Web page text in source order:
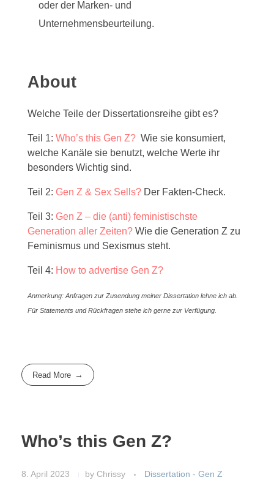
oder der Marken- und
Unternehmensbeurteilung.
About
Welche Teile der Dissertationsreihe gibt es?
Teil 1: Who’s this Gen Z? Wie sie konsumiert,
welche Kanäle sie benutzt, welche Werte ihr
besonders Wichtig sind.
Teil 2: Gen Z & Sex Sells? Der Fakten-Check.
Teil 3: Gen Z – die (anti) feministischste
Generation aller Zeiten? Wie die Generation Z zu
Feminismus und Sexismus steht.
Teil 4: How to advertise Gen Z?
Anmerkung: Anfragen zur Zusendung meiner Dissertation lehne ich ab.
Für Statements und Rückfragen stehe ich gerne zur Verfügung.
Read More
Who’s this Gen Z?
8. April 2023 by Chrissy Dissertation - Gen Z